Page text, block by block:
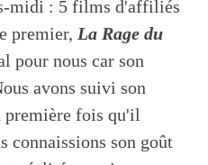
midi : 5 films d'affiliés
premier, La Rage du
pour nous car son
avons suivi son
première fois qu'il
connaissions son goût